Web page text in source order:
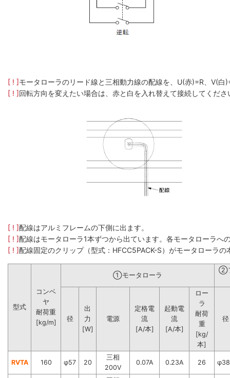
[ ! ]モータローラのリード線と三相動力線の配線を、U(赤)=R、V(
[ ! ]回転方向を変えたい場合は、赤と白を入れ替えて接続してくださ
[ ! ]配線はアルミフレームの下側に出ます。
[ ! ]配線はモータローラ1本ずつから出ています。各モータローラへ
[ ! ]配線固定のクリップ（型式：HFCC5PACK-S）がモータローラ
型式
コンベ
ヤ
耐荷重
[kg/m]
①モータローラ
②
径
出
力
[W]
電源
定格電
流
[A/本]
起動電
流
[A/本]
ロー
ラ
耐荷
重
[kg/
本]
径
RVTA 160 φ57 20
三相
200V
0.07A 0.23A 26